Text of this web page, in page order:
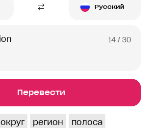
Русский
14 / 30
Перевести
округ регион
полоса